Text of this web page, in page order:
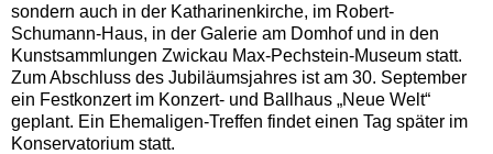
sondern auch in der Katharinenkirche, im Robert-
Schumann-Haus, in der Galerie am Domhof und in den
Kunstsammlungen Zwickau Max-Pechstein-Museum statt.
Zum Abschluss des Jubiläumsjahres ist am 30. September
ein Festkonzert im Konzert- und Ballhaus „Neue Welt“
geplant. Ein Ehemaligen-Treffen findet einen Tag später im
Konservatorium statt.